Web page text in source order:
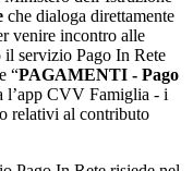
che dialoga direttamente
venire incontro alle
il servizio Pago In Rete
“PAGAMENTI - Pago
l’app CVV Famiglia - i
relativi al contributo